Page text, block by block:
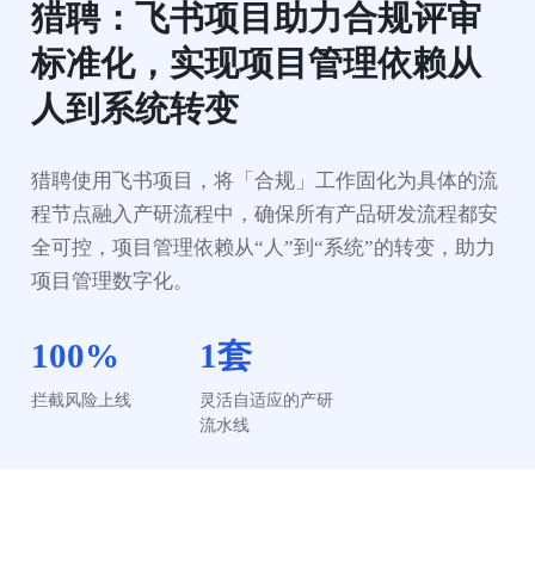
猎聘：飞书项目助力合规评审
标准化，实现项目管理依赖从
人到系统转变
猎聘使用飞书项目，将「合规」工作固化为具体的流
程节点融入产研流程中，确保所有产品研发流程都安
全可控，项目管理依赖从“人”到“系统”的转变，助力
项目管理数字化。
100%
拦截风险上线
1套
灵活自适应的产研
流水线